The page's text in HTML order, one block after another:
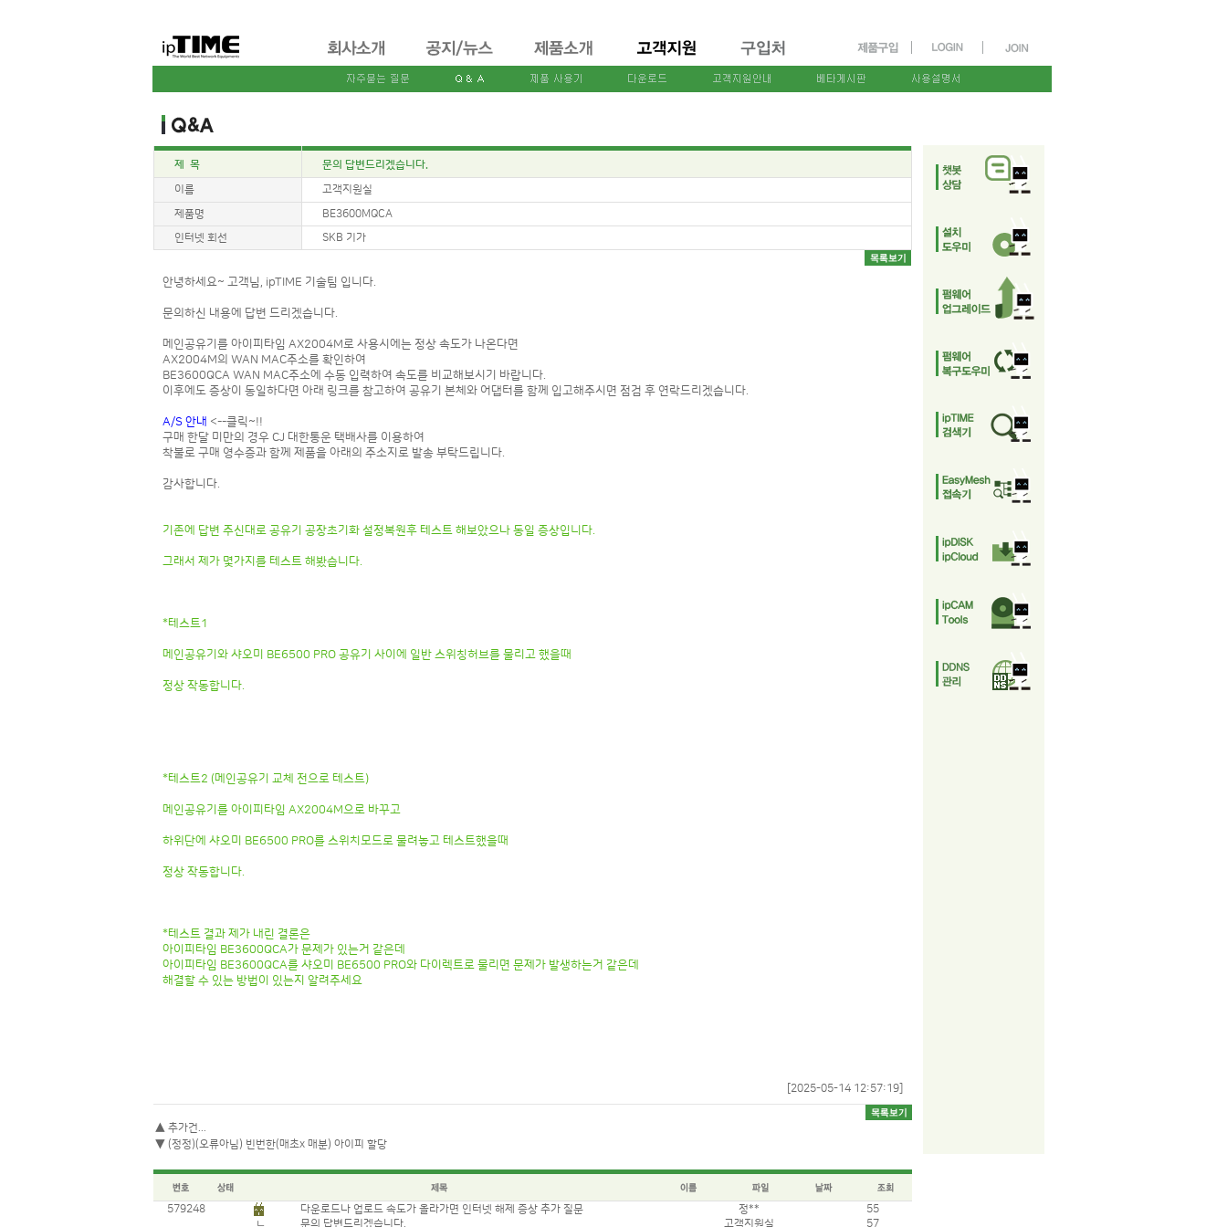
제 목 문의 답변드리겠습니다.
이름 고객지원실
제품명
BE3600MQCA
인터넷 회선
SKB 기가
안녕하세요~ 고객님, ipTIME 기술팀 입니다.
문의하신 내용에 답변 드리겠습니다.
메인공유기를 아이피타임 AX2004M로 사용시에는 정상 속도가 나온다면
AX2004M의 WAN MAC주소를 확인하여
BE3600QCA WAN MAC주소에 수동 입력하여 속도를 비교해보시기 바랍니다.
이후에도 증상이 동일하다면 아래 링크를 참고하여 공유기 본체와 어댑터를 함께 입고해주시면 점검 후 연락드리겠습니다.
A/S 안내 <--클릭~!!
구매 한달 미만의 경우 CJ 대한통운 택배사를 이용하여
착불로 구매 영수증과 함께 제품을 아래의 주소지로 발송 부탁드립니다.
감사합니다.
기존에 답변 주신대로 공유기 공장초기화 설정복원후 테스트 해보았으나 동일 증상입니다.
그래서 제가 몇가지를 테스트 해봤습니다.
*테스트1
메인공유기와 샤오미 BE6500 PRO 공유기 사이에 일반 스위칭허브를 물리고 했을때
정상 작동합니다.
*테스트2 (메인공유기 교체 전으로 테스트)
메인공유기를 아이피타임 AX2004M으로 바꾸고
하위단에 샤오미 BE6500 PRO를 스위치모드로 물려놓고 테스트했을때
정상 작동합니다.
*테스트 결과 제가 내린 결론은
아이피타임 BE3600QCA가 문제가 있는거 같은데
아이피타임 BE3600QCA를 샤오미 BE6500 PRO와 다이렉트로 물리면 문제가 발생하는거 같은데
해결할 수 있는 방법이 있는지 알려주세요
[2025-05-14 12:57:19]
▲ 추가건...
▼ (정정)(오류아님) 빈번한(매초x 매분) 아이피 할당
579248 다운로드나 업로드 속도가 올라가면 인터넷 해제 증상 추가 질문 정**
55
ㄴ
문의 답변드리겠습니다. 고객지원실 57